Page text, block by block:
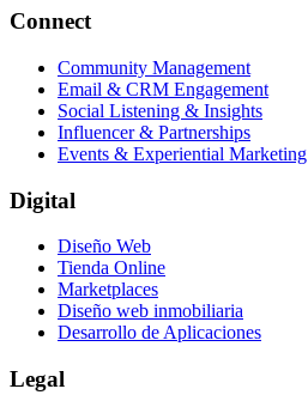
Connect
Community Management
Email & CRM Engagement
Social Listening & Insights
Influencer & Partnerships
Events & Experiential Marketing
Digital
Diseño Web
Tienda Online
Marketplaces
Diseño web inmobiliaria
Desarrollo de Aplicaciones
Legal